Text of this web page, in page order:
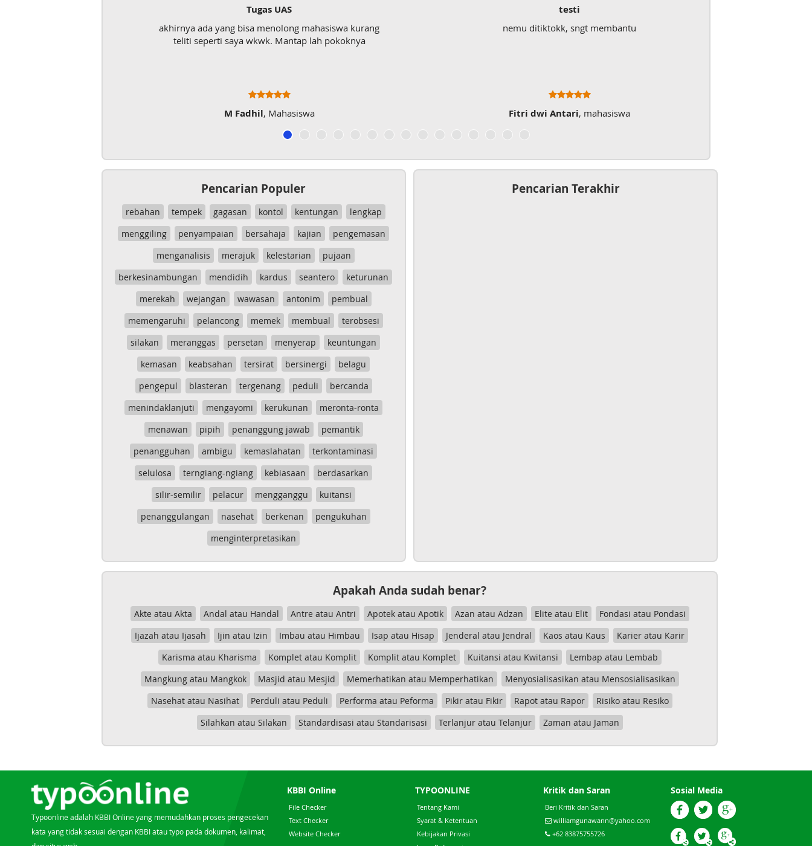
Tugas UAS
akhirnya ada yang bisa menolong mahasiswa kurang
teliti seperti saya wkwk. Mantap lah pokoknya
M Fadhil, Mahasiswa
testi
nemu ditiktokk, sngt membantu
Fitri dwi Antari, mahasiswa
Pencarian Populer
rebahan tempek gagasan kontol kentungan
lengkap
menggiling
penyampaian bersahaja kajian
pengemasan
menganalisis
merajuk kelestarian
pujaan
berkesinambungan
mendidih kardus seantero
keturunan
merekah
wejangan wawasan antonim
pembual
memengaruhi
pelancong memek membual
terobsesi
silakan
meranggas persetan menyerap
keuntungan
kemasan
keabsahan tersirat bersinergi
belagu
pengepul
blasteran tergenang peduli
bercanda
menindaklanjuti
mengayomi kerukunan
meronta-ronta
menawan
pipih penanggung jawab
pemantik
penangguhan
ambigu kemaslahatan
terkontaminasi
selulosa
terngiang-ngiang kebiasaan
berdasarkan
silir-semilir
pelacur mengganggu
kuitansi
penanggulangan
nasehat berkenan
pengukuhan
menginterpretasikan
Pencarian Terakhir
Apakah Anda sudah benar?
Akte atau Akta Andal atau Handal Antre atau Antri Apotek atau Apotik Azan atau Adzan Elite atau Elit
Fondasi atau Pondasi
Ijazah atau Ijasah
Ijin atau Izin Imbau atau Himbau Isap atau Hisap Jenderal atau Jendral Kaos atau Kaus
Karier atau Karir
Karisma atau Kharisma
Komplet atau Komplit Komplit atau Komplet Kuitansi atau Kwitansi
Lembap atau Lembab
Mangkung atau Mangkok
Masjid atau Mesjid Memerhatikan atau Memperhatikan
Menyosialisasikan atau Mensosialisasikan
Nasehat atau Nasihat
Perduli atau Peduli Performa atau Peforma Pikir atau Fikir Rapot atau Rapor
Risiko atau Resiko
Silahkan atau Silakan
Standardisasi atau Standarisasi Terlanjur atau Telanjur Zaman atau Jaman
Typoonline adalah KBBI Online yang memudahkan proses pengecekan
kata yang tidak sesuai dengan KBBI atau typo pada dokumen, kalimat,
KBBI Online
File Checker
Text Checker
Website Checker
TYPOONLINE
Tentang Kami
Syarat & Ketentuan
Kebijakan Privasi
Kritik dan Saran
Beri Kritik dan Saran
williamgunawann@yahoo.com
+62 83875755726
Sosial Media